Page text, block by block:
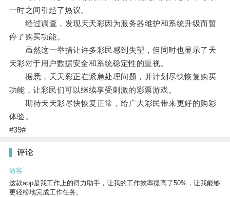
一时之间引起了热议。
经过调查，发现天天彩因为服务器维护和系统升级而暂
停了购买功能。
虽然这一举措让许多彩民感到失望，但同时也显示了天
天彩对于用户数据安全和系统稳定性的重视。
据悉，天天彩正在紧急处理问题，并计划尽快恢复购买
功能，让彩民们可以继续享受刺激的彩票游戏。
期待天天彩尽快恢复正常，给广大彩民带来更好的购彩
体验。
#39#
评论
游客
这款app是我工作上的得力助手，让我的工作效率提高了50%，让我能够
更轻松地完成工作任务。